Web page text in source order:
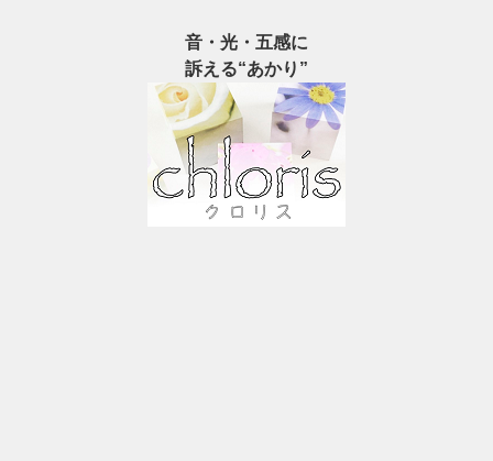
音・光・五感に
訴える“あかり”